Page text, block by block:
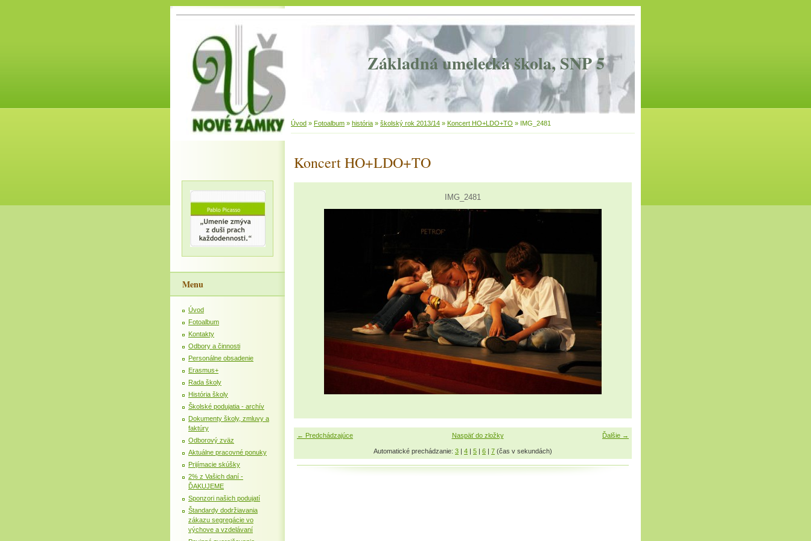
Základná umelecká škola, SNP 5
Úvod » Fotoalbum » história » školský rok 2013/14 » Koncert HO+LDO+TO » IMG_2481
Koncert HO+LDO+TO
IMG_2481
← Predchádzajúce Ďalšie →
Naspäť do zložky
Automatické prechádzanie: 3 | 4 | 5 | 6 | 7 (čas v sekundách)
Menu
Úvod
Fotoalbum
Kontakty
Odbory a činnosti
Personálne obsadenie
Erasmus+
Rada školy
História školy
Školské podujatia - archív
Dokumenty školy, zmluvy a
faktúry
Odborový zväz
Aktuálne pracovné ponuky
Prijímacie skúšky
2% z Vašich daní -
ĎAKUJEME
Sponzori našich podujatí
Štandardy dodržiavania
zákazu segregácie vo
výchove a vzdelávaní